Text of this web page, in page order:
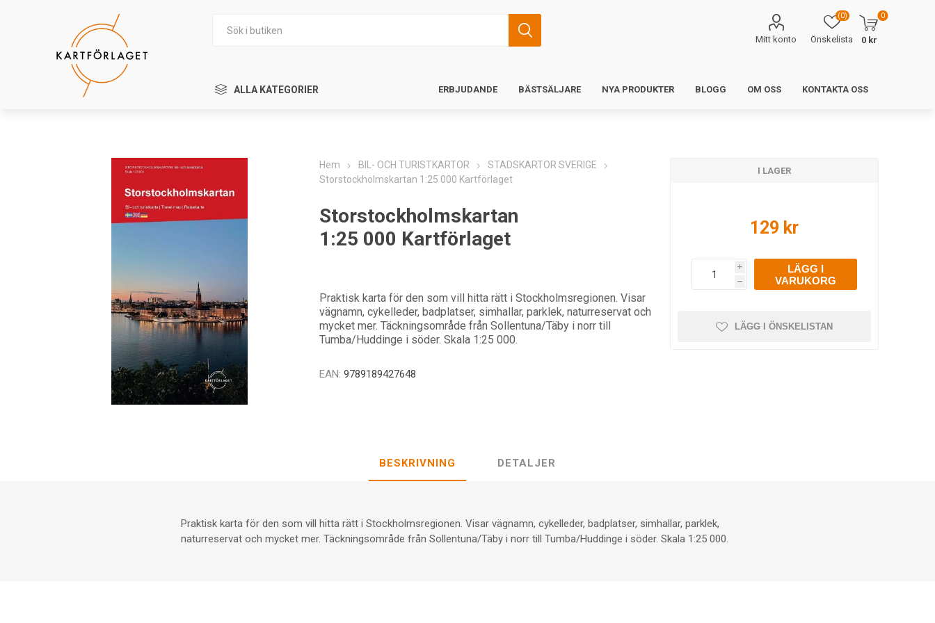
Mitt konto Önskelista
(0) 0
0 kr
ALLA KATEGORIER ERBJUDANDE BÄSTSÄLJARE NYA PRODUKTER BLOGG OM OSS KONTAKTA OSS
Hem BIL- OCH TURISTKARTOR
STADSKARTOR SVERIGE
Storstockholmskartan 1:25 000 Kartförlaget
Storstockholmskartan
1:25 000 Kartförlaget
Praktisk karta för den som vill hitta rätt i Stockholmsregionen. Visar
vägnamn, cykelleder, badplatser, simhallar, parklek, naturreservat och
mycket mer. Täckningsområde från Sollentuna/Täby i norr till
Tumba/Huddinge i söder. Skala 1:25 000.
EAN: 9789189427648
I LAGER
129 kr
i
h
LÄGG I
VARUKORG
LÄGG I ÖNSKELISTAN
BESKRIVNING DETALJER
Praktisk karta för den som vill hitta rätt i Stockholmsregionen. Visar vägnamn, cykelleder, badplatser, simhallar, parklek,
naturreservat och mycket mer. Täckningsområde från Sollentuna/Täby i norr till Tumba/Huddinge i söder. Skala 1:25 000.